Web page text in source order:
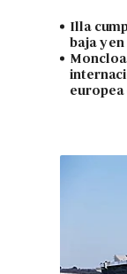
Illa
baja y
europea